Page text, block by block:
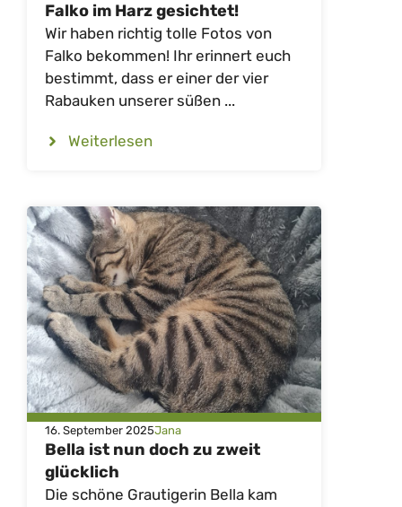
Falko im Harz gesichtet!
Wir haben richtig tolle Fotos von
Falko bekommen! Ihr erinnert euch
bestimmt, dass er einer der vier
Rabauken unserer süßen ...
Weiterlesen
16. September 2025Jana
Bella ist nun doch zu zweit
glücklich
Die schöne Grautigerin Bella kam